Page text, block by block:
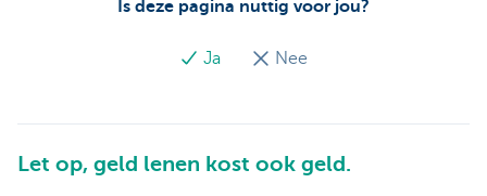
Is deze pagina nuttig voor jou?
Ja Nee
Let op, geld lenen kost ook geld.